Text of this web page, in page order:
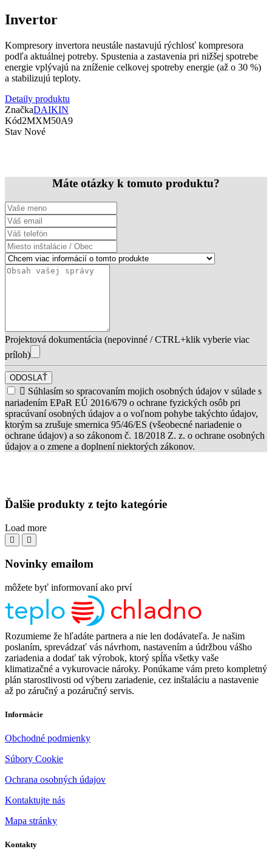
Invertor
Kompresory invertora neustále nastavujú rýchlosť kompresora
podľa aktuálnej potreby. Spustenia a zastavenia pri nižšej spotrebe
energie vplývajú na zníženie celkovej spotreby energie (až o 30 %)
a stabilizujú teploty.
Detaily produktu
ZnačkaDAIKIN
Kód2MXM50A9
Stav Nové
Máte otázky k tomuto produktu?
Projektová dokumentácia (nepovinné / CTRL+klik vyberie viac
príloh)
ODOSLAŤ
 Súhlasím so spracovaním mojich osobných údajov v súlade s
nariadením EPaR EÚ 2016/679 o ochrane fyzických osôb pri
spracúvaní osobných údajov a o voľnom pohybe takýchto údajov,
ktorým sa zrušuje smernica 95/46/ES (všeobecné nariadenie o
ochrane údajov) a so zákonom č. 18/2018 Z. z. o ochrane osobných
údajov a o zmene a doplnení niektorých zákonov.
Ďalšie produkty z tejto kategórie
Load more
Novinky emailom
môžete byť informovaní ako prví
Rozumieme že hľadáte partnera a nie len dodávateľa. Je našim
poslaním, sprevádzať vás návrhom, nastavením a údržbou vášho
zariadenia a dodať tak výrobok, ktorý spĺňa všetky vaše
klimatizačné a vykurovacie nároky. Ponúkame vám preto kompletný
plán starostlivosti od výberu zariadenie, cez inštaláciu a nastavenie
až po záručný a pozáručný servis.
Informácie
Obchodné podmienky
Súbory Cookie
Ochrana osobných údajov
Kontaktujte nás
Mapa stránky
Kontakty